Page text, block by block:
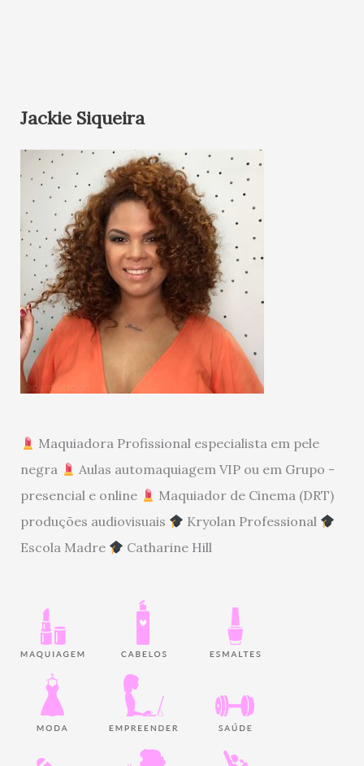
Jackie Siqueira
Maquiadora Profissional especialista em pele
negra
Aulas automaquiagem VIP ou em Grupo -
presencial e online
Maquiador de Cinema (DRT)
produções audiovisuais
Kryolan Professional
Escola Madre
Catharine Hill